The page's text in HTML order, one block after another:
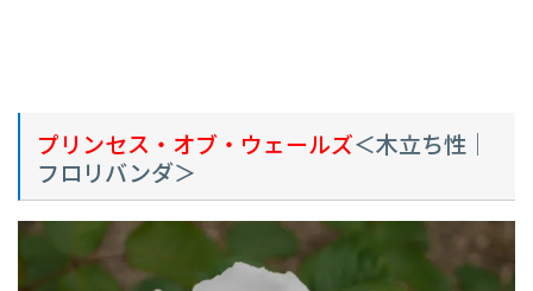
プリンセス・オブ・ウェールズ＜木立ち性｜
フロリバンダ＞